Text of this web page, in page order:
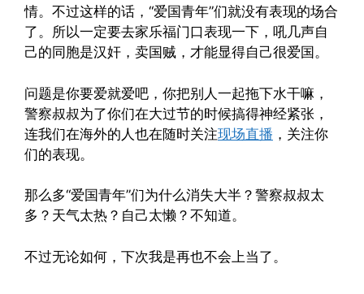
情。不过这样的话，“爱国青年”们就没有表现的场合
了。所以一定要去家乐福门口表现一下，吼几声自
己的同胞是汉奸，卖国贼，才能显得自己很爱国。
问题是你要爱就爱吧，你把别人一起拖下水干嘛，
警察叔叔为了你们在大过节的时候搞得神经紧张，
连我们在海外的人也在随时关注现场直播 ，关注你
们的表现。
那么多“爱国青年”们为什么消失大半？警察叔叔太
多？天气太热？自己太懒？不知道。
不过无论如何，下次我是再也不会上当了。